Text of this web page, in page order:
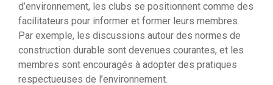
d’environnement, les clubs se positionnent comme des
facilitateurs pour informer et former leurs membres.
Par exemple, les discussions autour des normes de
construction durable sont devenues courantes, et les
membres sont encouragés à adopter des pratiques
respectueuses de l’environnement.